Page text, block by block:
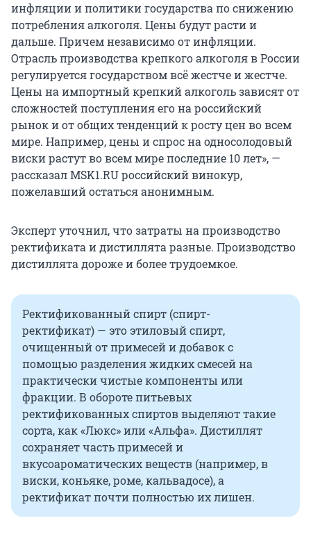
инфляции и политики государства по снижению
потребления алкоголя. Цены будут расти и
дальше. Причем независимо от инфляции.
Отрасль производства крепкого алкоголя в России
регулируется государством всё жестче и жестче.
Цены на импортный крепкий алкоголь зависят от
сложностей поступления его на российский
рынок и от общих тенденций к росту цен во всем
мире. Например, цены и спрос на односолодовый
виски растут во всем мире последние 10 лет», —
рассказал MSK1.RU российский винокур,
пожелавший остаться анонимным.
Эксперт уточнил, что затраты на производство
ректификата и дистиллята разные. Производство
дистиллята дороже и более трудоемкое.
Ректификованный спирт (спирт-
ректификат) — это этиловый спирт,
очищенный от примесей и добавок с
помощью разделения жидких смесей на
практически чистые компоненты или
фракции. В обороте питьевых
ректификованных спиртов выделяют такие
сорта, как «Люкс» или «Альфа». Дистиллят
сохраняет часть примесей и
вкусоароматических веществ (например, в
виски, коньяке, роме, кальвадосе), а
ректификат почти полностью их лишен.